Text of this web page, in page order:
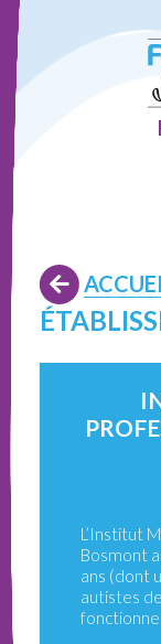
L’Institut
Bosmont
ans (dont
autistes